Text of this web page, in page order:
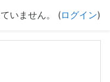
いません。 (ログイン)